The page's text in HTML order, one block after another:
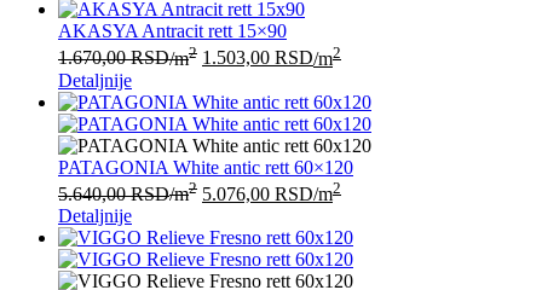
AKASYA Antracit rett 15×90
1.670,00RSD/m2 1.503,00 RSD/m2
Detaljnije
PATAGONIA White antic rett 60×120
5.640,00RSD/m2 5.076,00 RSD/m2
Detaljnije